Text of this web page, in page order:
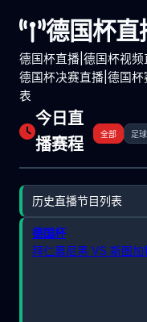
德国杯直
德国杯直播|德国杯视频
德国杯决赛直播|德国杯
表
今日直
播赛程
全部 足球
历史直播节目列表
德国杯
拜仁慕尼黑 VS 斯图加